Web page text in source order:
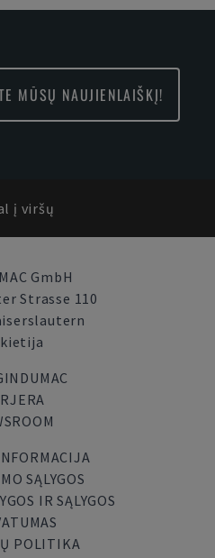
MŪSŲ NAUJIENLAIŠKĮ!
į viršų
GmbH
Strasse 110
SĄLYGOS
IR SĄLYGOS
POLITIKA